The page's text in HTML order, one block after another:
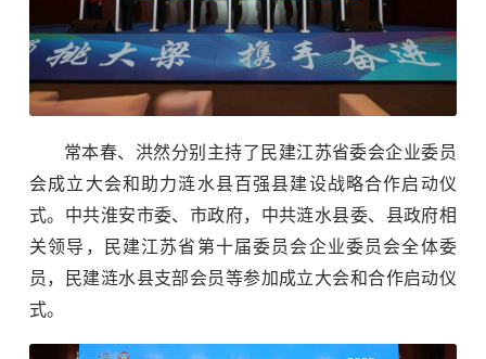
常本春、洪然分别主持了民建江苏省委会企业委员
会成立大会和助力涟水县百强县建设战略合作启动仪
式。中共淮安市委、市政府，中共涟水县委、县政府相
关领导，民建江苏省第十届委员会企业委员会全体委
员，民建涟水县支部会员等参加成立大会和合作启动仪
式。